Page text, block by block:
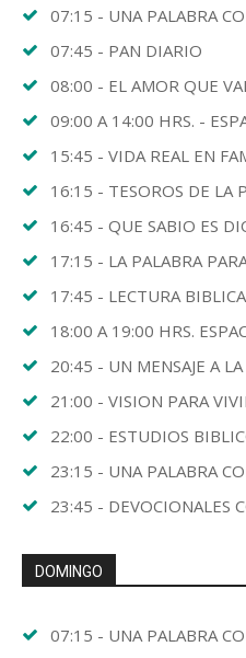
07:15 - UNA PALABRA
07:45 - PAN DIARIO
08:00 - EL AMOR QUE
09:00 A 14:00 HRS. -
15:45 - VIDA REAL EN
16:15 - TESOROS DE LA
16:45 - QUE SABIO ES
17:15 - LA PALABRA
17:45 - LECTURA
18:00 A 19:00 HRS.
20:45 - UN MENSAJE A
21:00 - VISION PARA
22:00 - ESTUDIOS
23:15 - UNA PALABRA
23:45 - DEVOCIONALES
DOMINGO
07:15 - UNA PALABRA